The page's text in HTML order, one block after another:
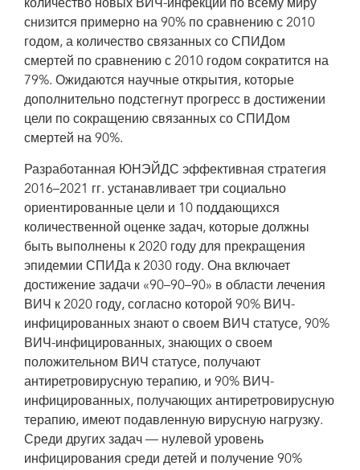
количество новых ВИЧ-инфекций по всему миру
снизится примерно на 90% по сравнению с 2010
годом, а количество связанных со СПИДом
смертей по сравнению с 2010 годом сократится на
79%. Ожидаются научные открытия, которые
дополнительно подстегнут прогресс в достижении
цели по сокращению связанных со СПИДом
смертей на 90%.
Разработанная ЮНЭЙДС эффективная стратегия
2016–2021 гг. устанавливает три социально
ориентированные цели и 10 поддающихся
количественной оценке задач, которые должны
быть выполнены к 2020 году для прекращения
эпидемии СПИДа к 2030 году. Она включает
достижение задачи «90–90–90» в области лечения
ВИЧ к 2020 году, согласно которой 90% ВИЧ-
инфицированных знают о своем ВИЧ статусе, 90%
ВИЧ-инфицированных, знающих о своем
положительном ВИЧ статусе, получают
антиретровирусную терапию, и 90% ВИЧ-
инфицированных, получающих антиретровирусную
терапию, имеют подавленную вирусную нагрузку.
Среди других задач — нулевой уровень
инфицирования среди детей и получение 90%